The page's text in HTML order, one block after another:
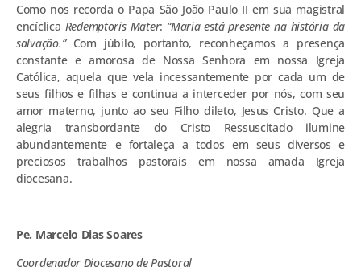
Como nos recorda o Papa São João Paulo II em sua magistral
encíclica Redemptoris Mater: “Maria está presente na história da
salvação.”Com júbilo, portanto, reconheçamos a presença
constante e amorosa de Nossa Senhora em nossa Igreja
Católica, aquela que vela incessantemente por cada um de
seus filhos e filhas e continua a interceder por nós, com seu
amor materno, junto ao seu Filho dileto, Jesus Cristo. Que a
alegria transbordante do Cristo Ressuscitado ilumine
abundantemente e fortaleça a todos em seus diversos e
preciosos trabalhos pastorais em nossa amada Igreja
diocesana.
Pe. Marcelo Dias Soares
Coordenador Diocesano de Pastoral